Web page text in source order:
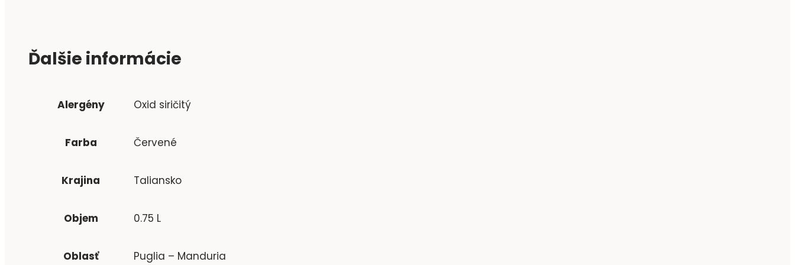
Ďalšie informácie
Alergény Oxid siričitý
Farba Červené
Krajina Taliansko
Objem 0.75 L
Oblasť Puglia – Manduria